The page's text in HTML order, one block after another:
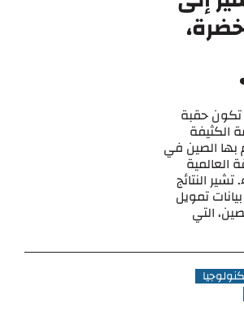
تكون حقبة
الكثيفة
بها الصين في
العالمية
النتائج
تمويل
التي